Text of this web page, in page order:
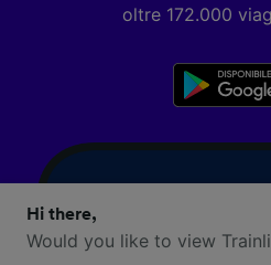
oltre 172.000
Hi there,
Would you like to view